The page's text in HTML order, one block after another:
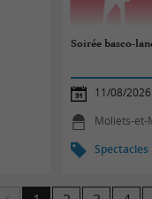
Soirée basco-
11/08/2026
Moliets-et-
Spectacles